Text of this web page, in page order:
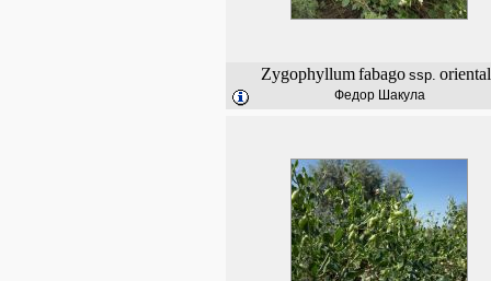
Zygophyllum fabago ssp.
Федор Шакула